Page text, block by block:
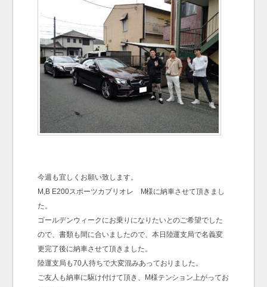
今週も宜しくお願い致します。
M,B E200スポーツカブリオレ M様に納車させて頂きまし
た。
ゴールデンウィークにお乗りになりたいとのご希望でした
ので、書類も間に合いましたので、本日陸運支局で名義変
更完了後に納車させて頂きました。
陸運支局も70人待ちで大変混みあっておりました。
ご友人も納車に駆け付けて頂き、M様テンション上がってお